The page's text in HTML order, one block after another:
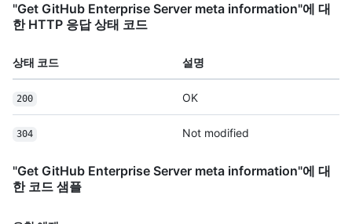
"Get GitHub Enterprise Server meta information"에 대
한 HTTP 응답 상태 코드
상태 코드 설명
200 OK
304 Not modified
"Get GitHub Enterprise Server meta information"에 대
한 코드 샘플